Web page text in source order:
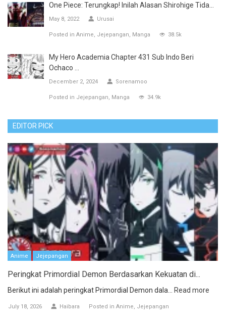
One Piece: Terungkap! Inilah Alasan Shirohige Tida...
May 8, 2022 Urusai
Posted in Anime Jejepangan Manga 38.5k
My Hero Academia Chapter 431 Sub Indo Beri
Ochaco ...
December 2, 2024 Sorenamoo
Posted in Jejepangan Manga 34.9k
EDITOR PICK
Anime Jejepangan
Peringkat Primordial Demon Berdasarkan Kekuatan di...
Berikut ini adalah peringkat Primordial Demon dala... Read more
July 18, 2026 Haibara Posted in Anime Jejepangan